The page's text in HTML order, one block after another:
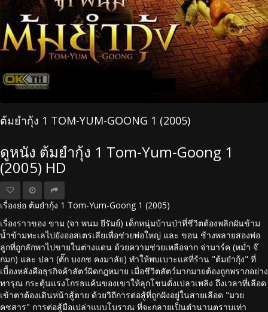
ต้มยํากุ้ง 1 TOM-YUM-GOONG 1 (2005)
ดูหนัง ต้มยํากุ้ง 1 Tom-Yum-Goong 1
(2005) HD
เรื่องย่อ ต้มยํากุ้ง 1 Tom-Yum-Goong 1 (2005)
เรื่องราวของ ขาม (จา พนม ยีรัมย์) เด็กหนุ่มบ้านป่าที่ชีวิตต้องพลิกผันข้าม
น้ำข้ามทะเลไปยังออสเตรเลียเพื่อช่วยพ่อใหญ่ และ ขอน ช้างพลายสองพ่อ
ลูกที่ถูกลักพาไปขายในต่างแดน ด้วยความช่วยเหลือจาก จ่ามาร์ค (หม่ำ จ๊
กมก) และ ปลา (ตั๊ก บงกช คงมาลัย) ทำให้พบเบาะแสที่ร้าน "ต้มยำกุ้ง" ที่
เบื้องหลังคือธุรกิจค้าสัตว์ผิดกฎหมาย เมื่อชีวิตสัตว์มากมายต้องถูกพรากอย่าง
ทารุณ กระตุ้นแรงโกรธแค้นของเขาให้ลุกโชนดั่งเปลวเพลิง ถึงเวลาที่เลือด
เข้าตาต้องเดินหน้าสู้ตาย ด้วยวิถีการต่อสู้ที่ถูกฝังอยู่ในสายเลือด "มวย
คชสาร" การต่อสู้มือเปล่าแบบโบราณ ที่จะกลายเป็นตำนานตราบเท่า